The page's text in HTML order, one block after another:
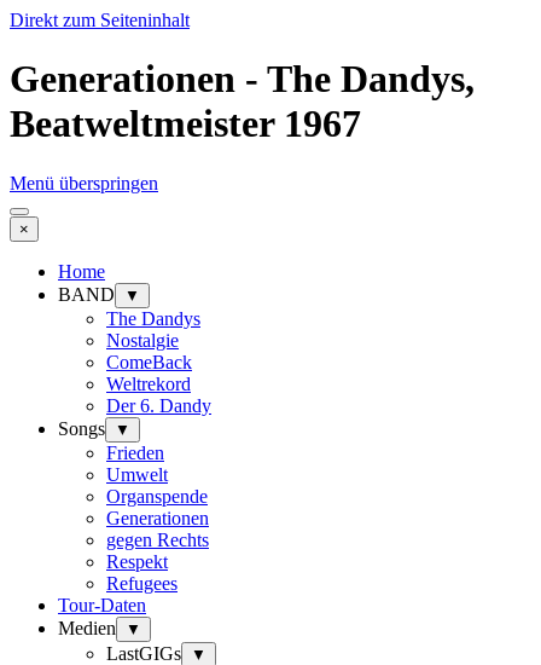
Direkt zum Seiteninhalt
Generationen - The Dandys,
Beatweltmeister 1967
Menü überspringen
×
Home
BAND
▼
The Dandys
Nostalgie
ComeBack
Weltrekord
Der 6. Dandy
Songs
▼
Frieden
Umwelt
Organspende
Generationen
gegen Rechts
Respekt
Refugees
Tour-Daten
Medien
▼
LastGIGs ▼